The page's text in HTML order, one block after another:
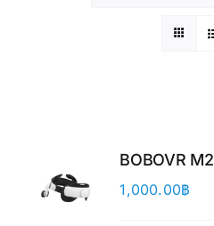
BOBOVR M2
1,000.00฿